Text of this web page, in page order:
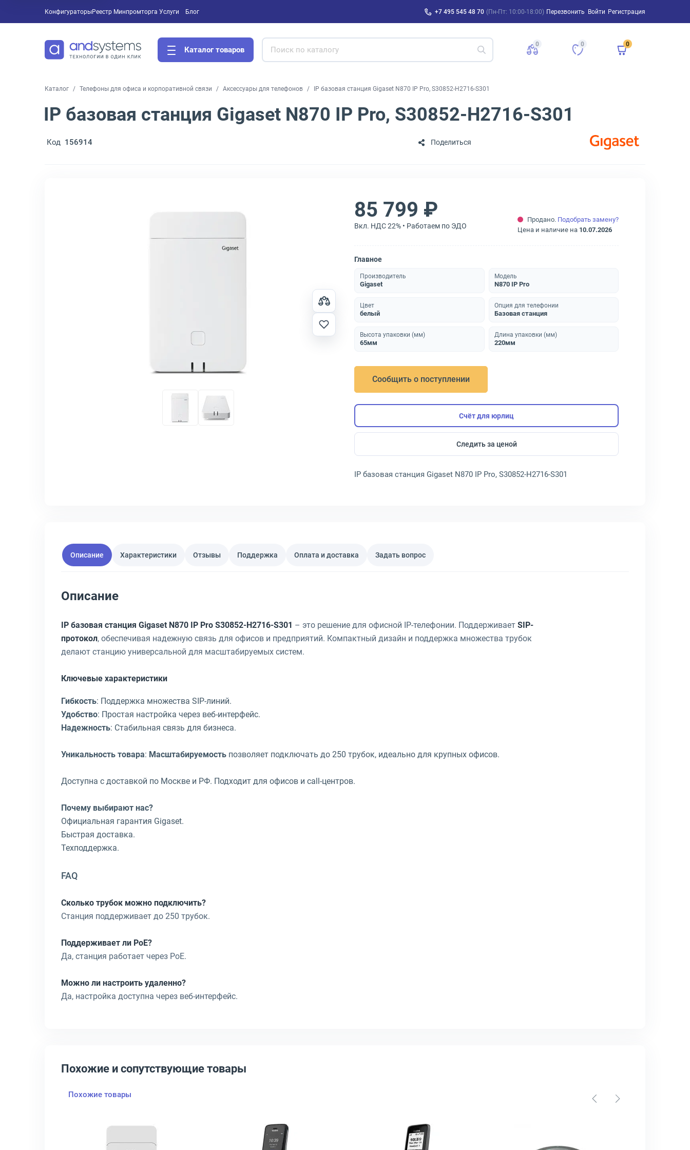
Конфигураторы Услуги
Реестр Минпромторга Блог +7 495 545 48 70 (Пн-Пт: 10:00-18:00) Перезвонить Войти Регистрация
Каталог товаров
0 0 0
Каталог Телефоны для офиса и корпоративной связи Аксессуары для телефонов IP базовая станция Gigaset N870 IP Pro, S30852-H2716-S301
IP базовая станция Gigaset N870 IP Pro, S30852-H2716-S301
Код 156914 Поделиться
85 799 ₽
Вкл. НДС 22% • Работаем по ЭДО
Продано. Подобрать замену?
Цена и наличие на 10.07.2026
Главное
Производитель
Gigaset
Модель
N870 IP Pro
Цвет
белый
Опция для телефонии
Базовая станция
Высота упаковки (мм)
65мм
Длина упаковки (мм)
220мм
Сообщить о поступлении
Счёт для юрлиц
Следить за ценой
IP базовая станция Gigaset N870 IP Pro, S30852-H2716-S301
Описание Характеристики Отзывы Поддержка Оплата и доставка Задать вопрос
Описание
IP базовая станция Gigaset N870 IP Pro S30852-H2716-S301 – это решение для офисной IP-телефонии. Поддерживает SIP-
протокол, обеспечивая надежную связь для офисов и предприятий. Компактный дизайн и поддержка множества трубок
делают станцию универсальной для масштабируемых систем.
Ключевые характеристики
Гибкость: Поддержка множества SIP-линий.
Удобство: Простая настройка через веб-интерфейс.
Надежность: Стабильная связь для бизнеса.
Уникальность товара: Масштабируемость позволяет подключать до 250 трубок, идеально для крупных офисов.
Доступна с доставкой по Москве и РФ. Подходит для офисов и call-центров.
Почему выбирают нас?
Официальная гарантия Gigaset.
Быстрая доставка.
Техподдержка.
FAQ
Сколько трубок можно подключить?
Станция поддерживает до 250 трубок.
Поддерживает ли PoE?
Да, станция работает через PoE.
Можно ли настроить удаленно?
Да, настройка доступна через веб-интерфейс.
Похожие и сопутствующие товары
Похожие товары